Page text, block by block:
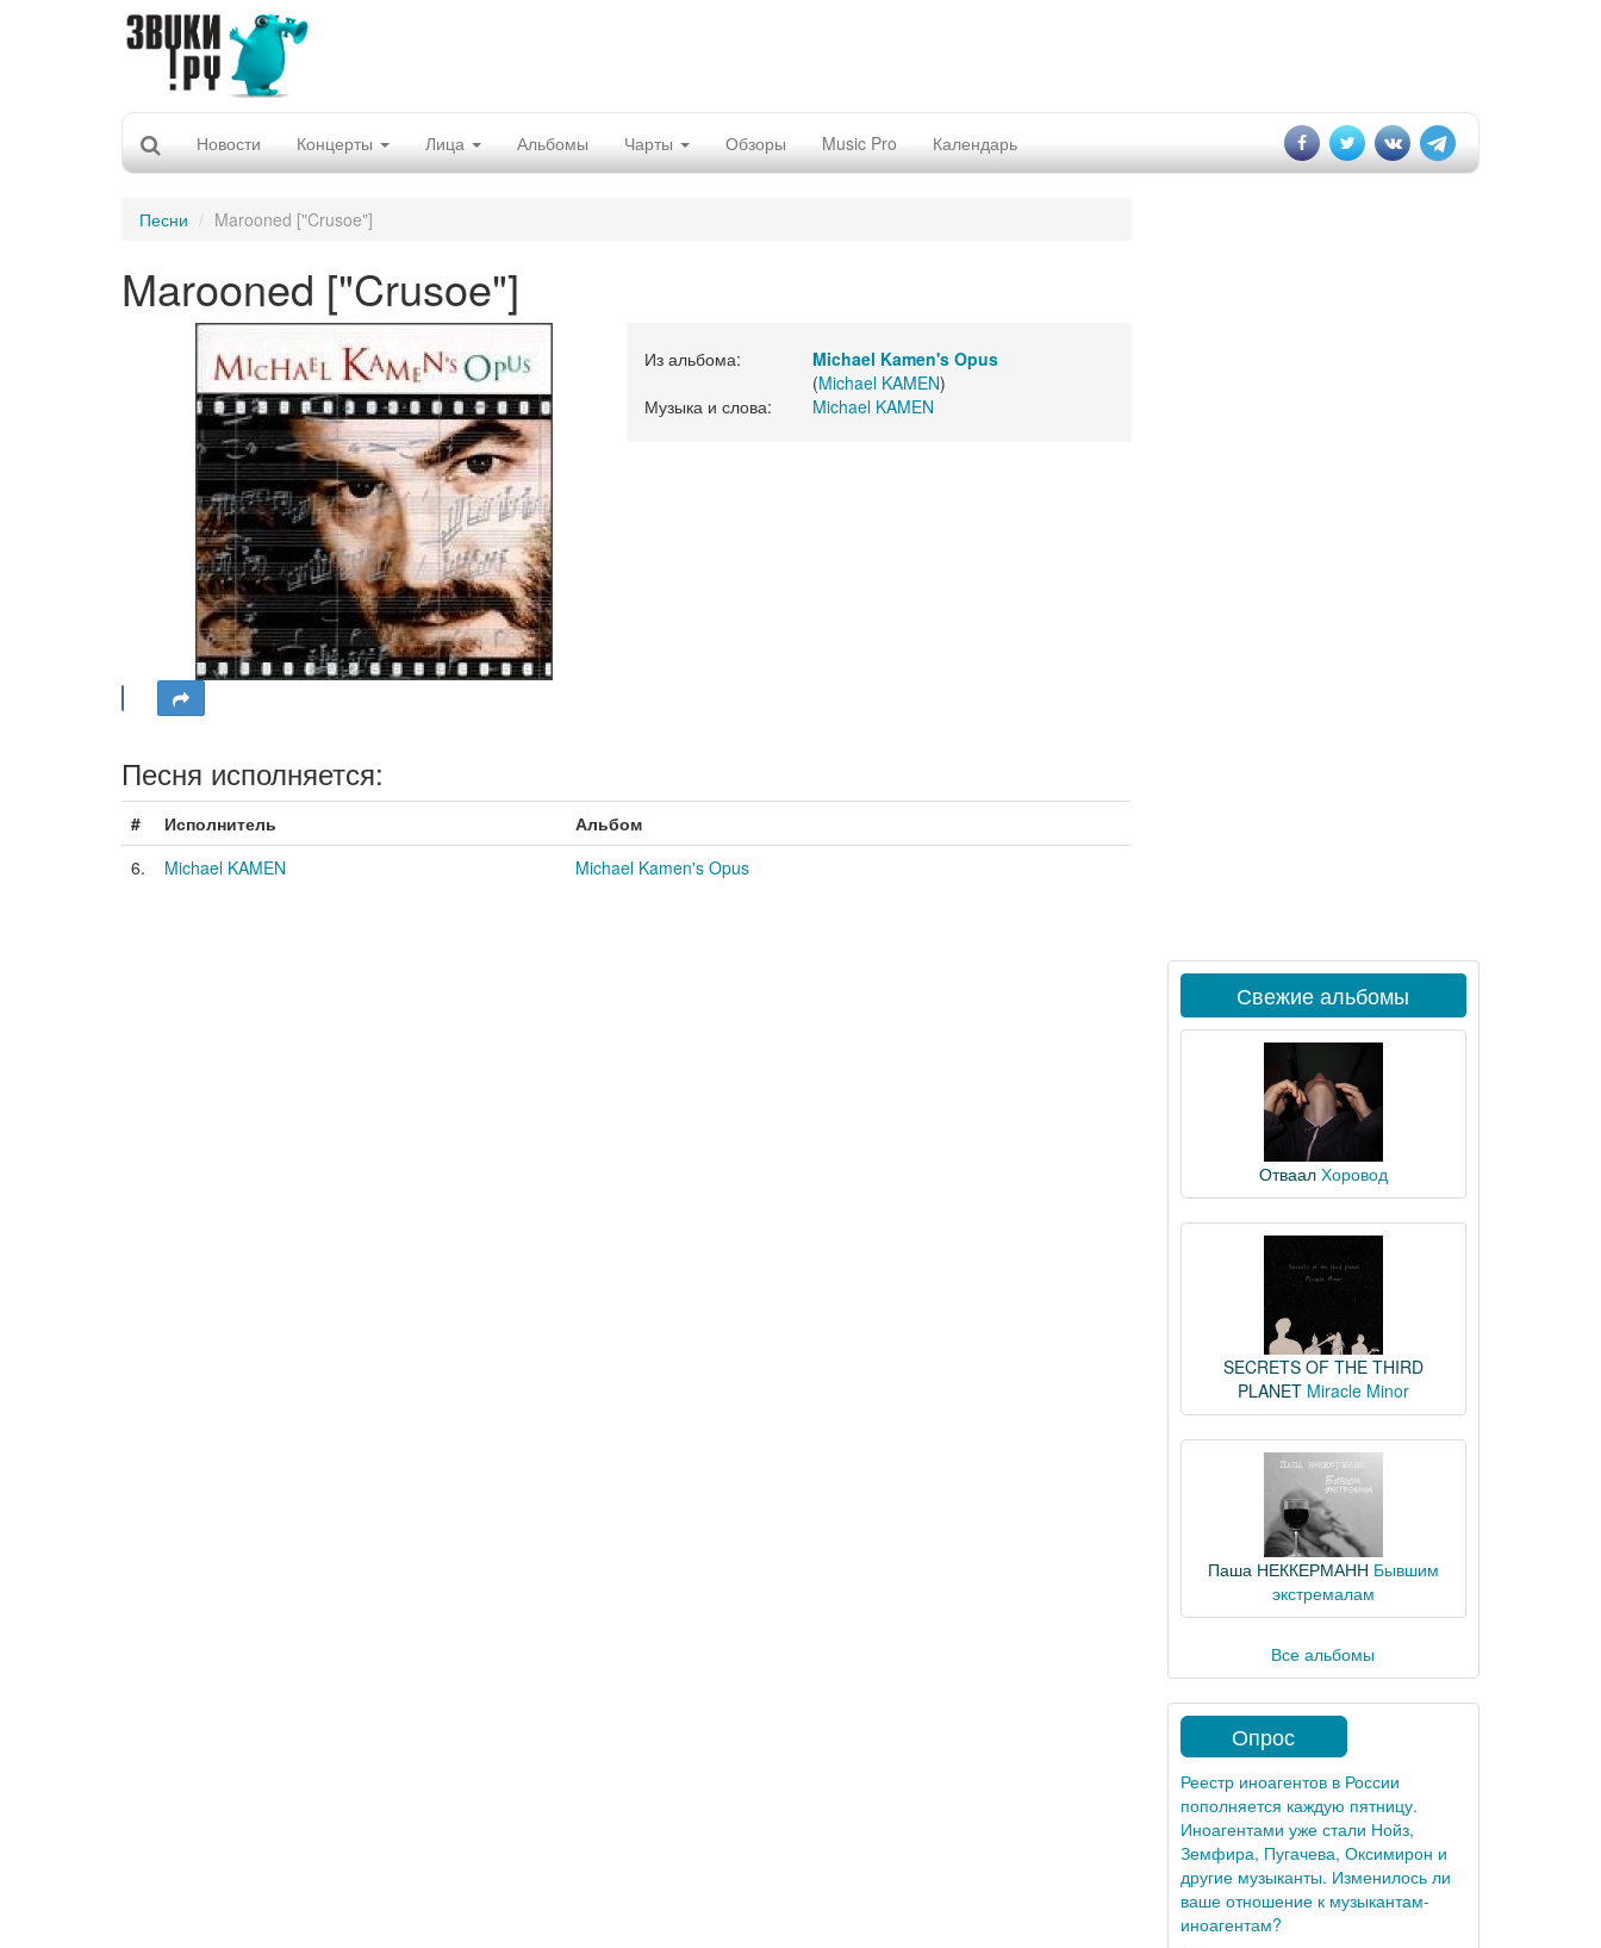
Новости Концерты Лица Альбомы Чарты Обзоры Music Pro Календарь
Песни Marooned ["Crusoe"]
Marooned ["Crusoe"]
Из альбома:
Michael Kamen's Opus
(Michael KAMEN)
Музыка и слова:
Michael KAMEN
Песня исполняется:
# Исполнитель
Альбом
6.
Michael KAMEN Michael Kamen's Opus
Свежие альбомы
Отваал Хоровод
SECRETS OF THE THIRD
PLANET Miracle Minor
Паша НЕККЕРМАНН Бывшим
экстремалам
Все альбомы
Опрос
Реестр иноагентов в России
пополняется каждую пятницу.
Иноагентами уже стали Нойз,
Земфира, Пугачева, Оксимирон и
другие музыканты. Изменилось ли
ваше отношение к музыкантам-
иноагентам?